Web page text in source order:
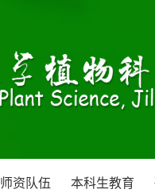
师资队伍 本科生教育